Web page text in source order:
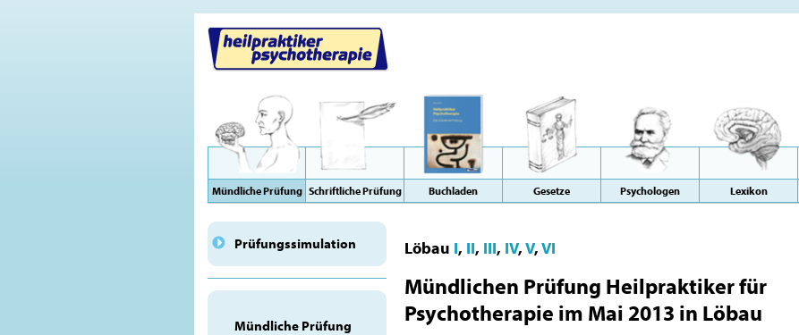
Mündliche Prüfung Schriftliche Prüfung Buchladen Gesetze Psychologen Lexikon
Prüfungssimulation
Mündliche Prüfung
Löbau I, II, III, IV,V,VI
Mündlichen Prüfung Heilpraktiker für
Psychotherapie im Mai 2013 in Löbau